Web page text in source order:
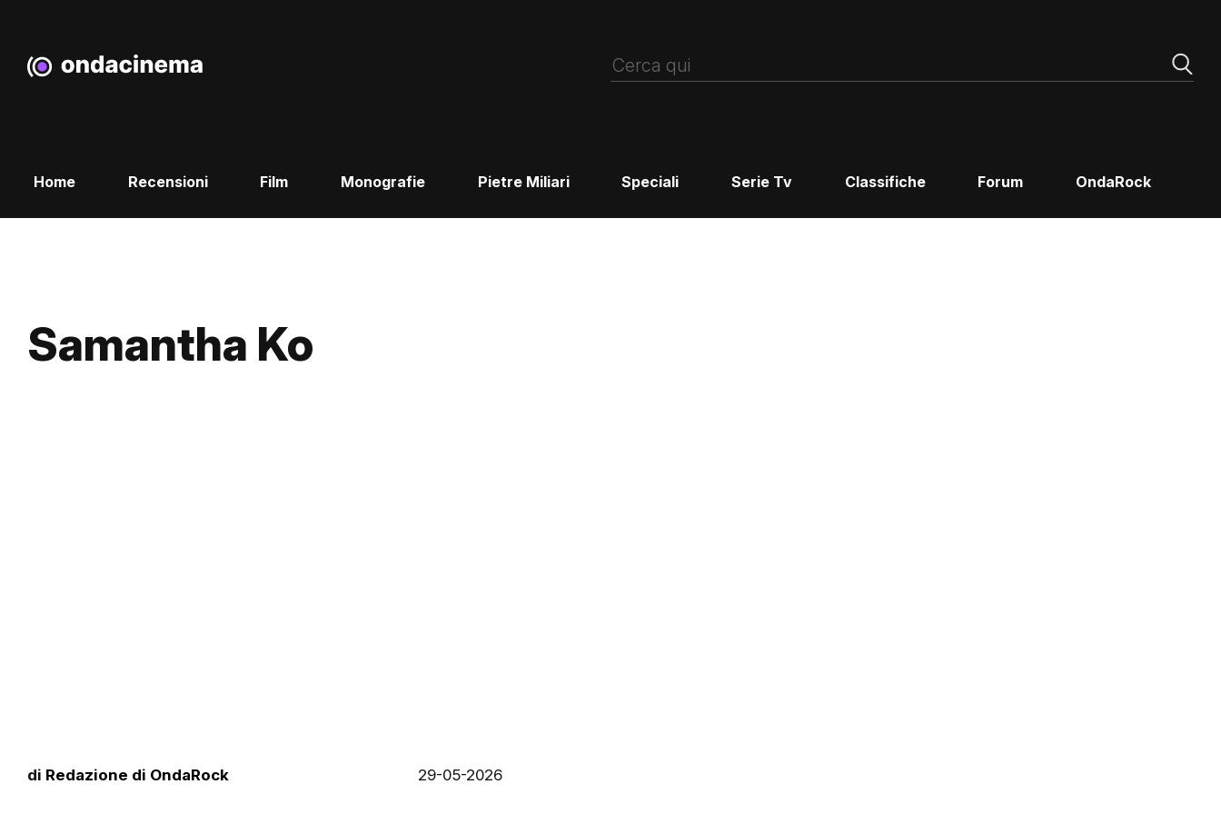
Home Recensioni Film Monografie Pietre Miliari Speciali Serie Tv Classifiche Forum OndaRock
Samantha Ko
di Redazione di OndaRock 29-05-2026